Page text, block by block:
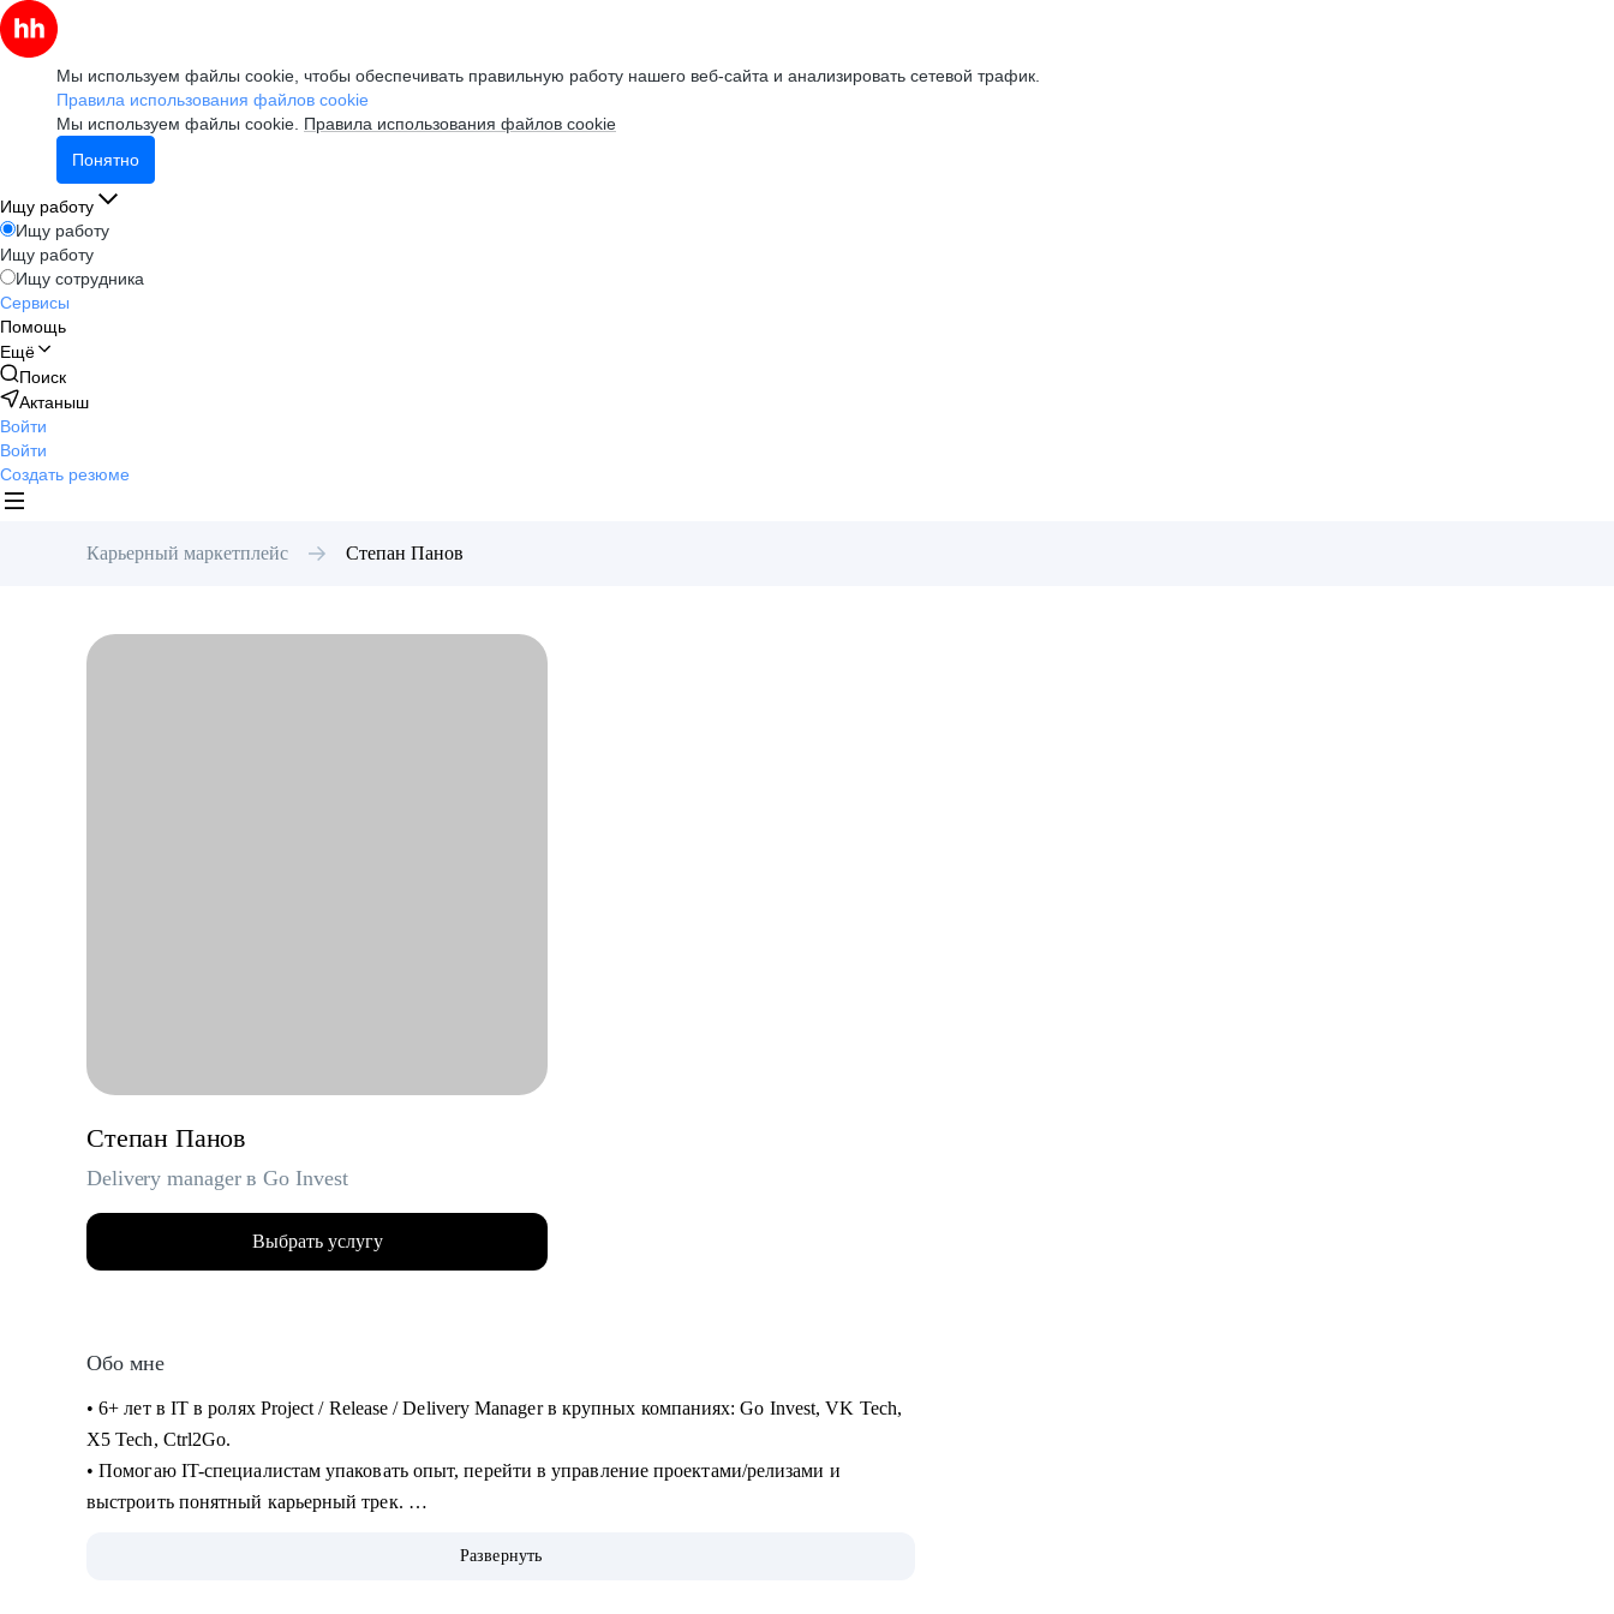
Мы используем файлы cookie, чтобы обеспечивать правильную работу нашего веб-сайта и анализировать сетевой трафик.
Правила использования файлов cookie
Мы используем файлы cookie. Правила использования файлов cookie
Понятно
Ищу работу
Ищу работу
Ищу работу
Ищу сотрудника
Сервисы
Помощь
Ещё
Поиск
Актаныш
Войти
Войти
Создать резюме
Карьерный маркетплейс Степан Панов
Степан Панов
Delivery manager в Go Invest
Выбрать услугу
Обо мне
• 6+ лет в IT в ролях Project / Release / Delivery Manager в крупных компаниях: Go Invest, VK Tech,
X5 Tech, Ctrl2Go.
• Помогаю IT-специалистам упаковать опыт, перейти в управление проектами/релизами и
выстроить понятный карьерный трек.
• 2024 — ITSM. Основы управления ИТ-услугами
Развернуть